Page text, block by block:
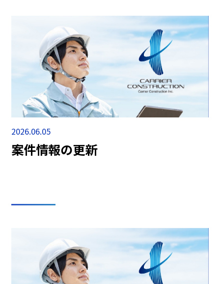
2026.06.05
案件情報の更新